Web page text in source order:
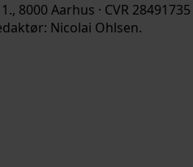
8000 Aarhus · CVR 28491735
Nicolai Ohlsen.